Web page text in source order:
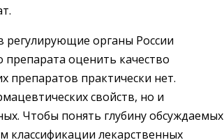
регулирующие органы России
препарата оценить качество
препаратов практически нет.
свойств, но и
Чтобы понять глубину обсуждаемых
классификации лекарственных